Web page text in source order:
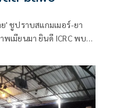
' ชูปราบสแกมเมอร์-ยา
เมียนมา ยินดี ICRC พบ